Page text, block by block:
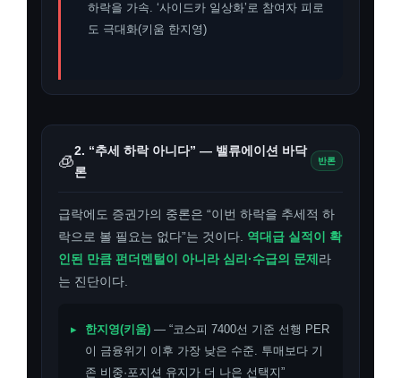
하락을 가속. ‘사이드카 일상화’로 참여자 피로
도 극대화(키움 한지영)
🧊
2. “추세 하락 아니다” — 밸류에이션 바닥
론
반론
급락에도 증권가의 중론은 “이번 하락을 추세적 하
락으로 볼 필요는 없다”는 것이다. 역대급 실적이 확
인된 만큼 펀더멘털이 아니라 심리·수급의 문제 라
는 진단이다.
▸ 한지영(키움) — “코스피 7400선 기준 선행 PER
이 금융위기 이후 가장 낮은 수준. 투매보다 기
존 비중·포지션 유지가 더 나은 선택지”